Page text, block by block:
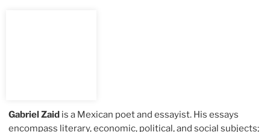
Gabriel Zaid is a Mexican poet and essayist. His essays
encompass literary, economic, political, and social subjects;